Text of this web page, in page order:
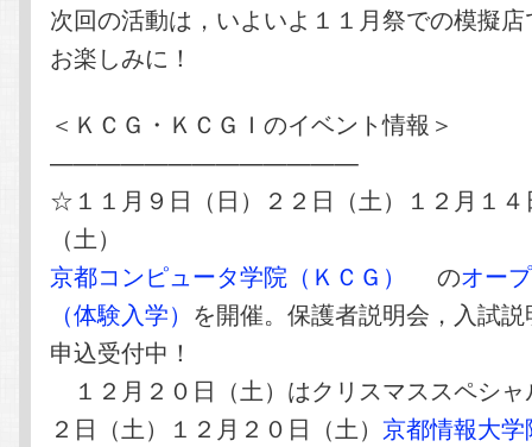
次回の活動は，いよいよ１１月祭での模擬
お楽しみに！
＜ＫＣＧ・ＫＣＧＩのイベント情報＞
—————————————
☆１１月９日（日）２２日（土）１２月１
（土）
京都コンピュータ学院（ＫＣＧ）
のオー
（体験入学） を開催。保護者説明会，入試
申込受付中！
１２月２０日（土）はクリスマススペシ
２日（土）１２月２０日（土） 京都情報大